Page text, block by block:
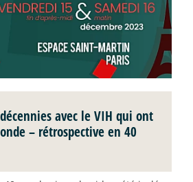
avec le VIH qui ont
– rétrospective en 40